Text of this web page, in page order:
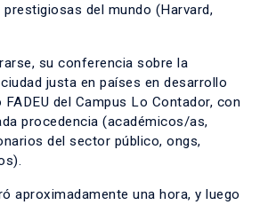
del mundo (Harvard,
su conferencia sobre la
justa en países en desarrollo
del Campus Lo Contador, con
procedencia (académicos/as,
del sector público, ongs,
aproximadamente una hora, y luego